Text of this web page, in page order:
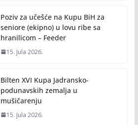
Poziv za učešće na Kupu BiH za
seniore (ekipno) u lovu ribe sa
hranilicom – Feeder
15. Jula 2026.
Bilten XVI Kupa Jadransko-
podunavskih zemalja u
mušičarenju
15. Jula 2026.